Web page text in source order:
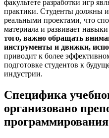
факультете разработки игр
практики. Студенты должны
реальными проектами, что
материала и развивает
того, важно обращать
инструменты и движки,
приводит к более
подготовке студентов к
индустрии.
Специфика
организовано
программирования